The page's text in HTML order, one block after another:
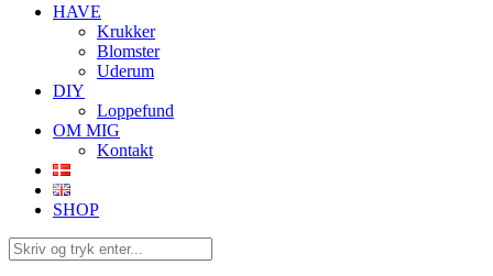
HAVE
Krukker
Blomster
Uderum
DIY
Loppefund
OM MIG
Kontakt
SHOP